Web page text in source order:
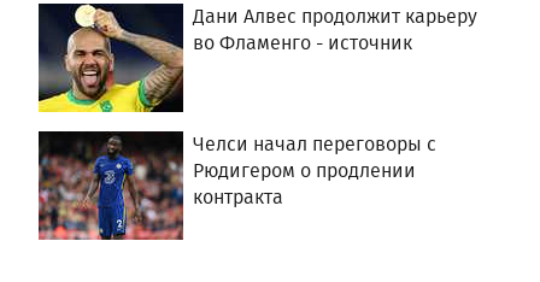
Дани Алвес продолжит карьеру
во Фламенго - источник
Челси начал переговоры с
Рюдигером о продлении
контракта